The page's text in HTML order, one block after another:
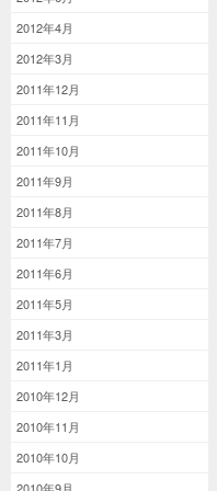
2012年4月
2012年3月
2011年12月
2011年11月
2011年10月
2011年9月
2011年8月
2011年7月
2011年6月
2011年5月
2011年3月
2011年1月
2010年12月
2010年11月
2010年10月